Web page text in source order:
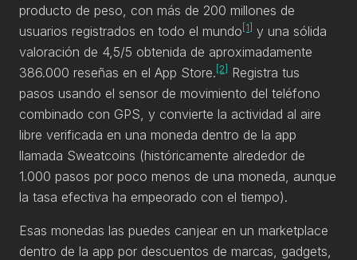
producto de peso, con más de 200 millones de
usuarios registrados en todo el mundo [1]
y una sólida
valoración de 4,5/5 obtenida de aproximadamente
386.000 reseñas en el App Store. [2]
Registra tus
pasos usando el sensor de movimiento del teléfono
combinado con GPS, y convierte la actividad al aire
libre verificada en una moneda dentro de la app
llamada Sweatcoins (históricamente alrededor de
1.000 pasos por poco menos de una moneda, aunque
la tasa efectiva ha empeorado con el tiempo).
Esas monedas las puedes canjear en un marketplace
dentro de la app por descuentos de marcas, gadgets,